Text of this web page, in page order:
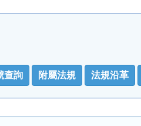
查詢 附屬法規 法規沿革